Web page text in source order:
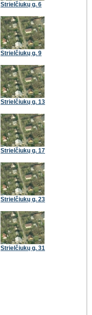
Strielčiukų g. 6
Strielčiukų g. 9
Strielčiukų g. 13
Strielčiukų g. 17
Strielčiukų g. 23
Strielčiukų g. 31